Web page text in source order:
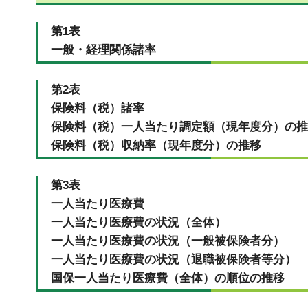
第1表
一般・経理関係諸率
第2表
保険料（税）諸率
保険料（税）一人当たり調定額（現年度分）の
保険料（税）収納率（現年度分）の推移
第3表
一人当たり医療費
一人当たり医療費の状況（全体）
一人当たり医療費の状況（一般被保険者分）
一人当たり医療費の状況（退職被保険者等分）
国保一人当たり医療費（全体）の順位の推移